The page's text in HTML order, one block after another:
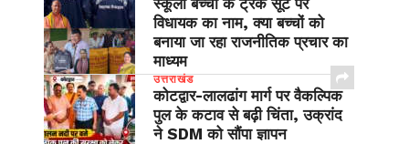
स्कूली बच्चों के ट्रैक सूट पर
विधायक का नाम, क्या बच्चों को
बनाया जा रहा राजनीतिक प्रचार का
माध्यम
उत्तराखंड
​कोटद्वार-लालढांग मार्ग पर वैकल्पिक
पुल के कटाव से बढ़ी चिंता, उक्रांद
ने SDM को सौंपा ज्ञापन